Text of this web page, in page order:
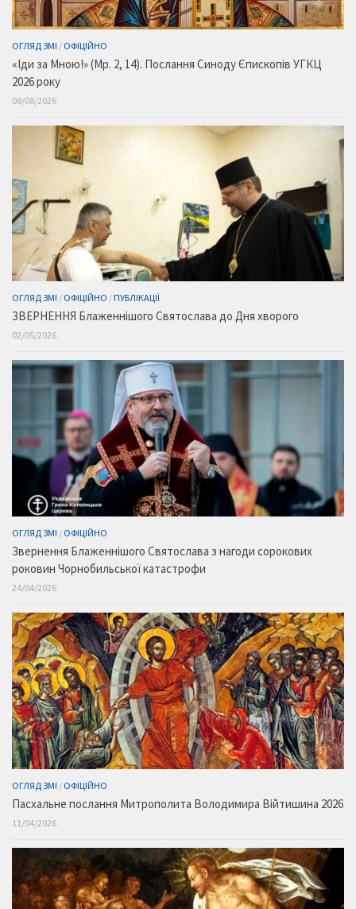
ОГЛЯД ЗМІ / ОФІЦІЙНО
«Іди за Мною!» (Мр. 2, 14). Послання Синоду Єпископів УГКЦ
2026 року
08/08/2026
ОГЛЯД ЗМІ / ОФІЦІЙНО /ПУБЛІКАЦІЇ
ЗВЕРНЕННЯ Блаженнішого Святослава до Дня хворого
02/05/2026
ОГЛЯД ЗМІ / ОФІЦІЙНО
Звернення Блаженнішого Святослава з нагоди сорокових
роковин Чорнобильської катастрофи
24/04/2026
ОГЛЯД ЗМІ / ОФІЦІЙНО
Пасхальне послання Митрополита Володимира Війтишина 2026
11/04/2026